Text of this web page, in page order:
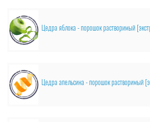
Цедра яблока - порошок растворимый
Цедра апельсина - порошок растворимый